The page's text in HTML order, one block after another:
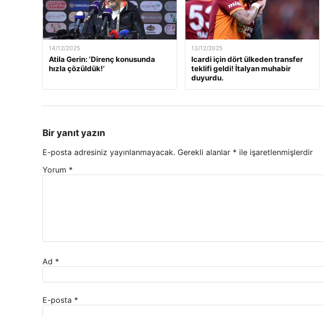
14/12/2025
Atila Gerin: ‘Direnç konusunda
hızla çözüldük!’
13/12/2025
Icardi için dört ülkeden transfer
teklifi geldi! İtalyan muhabir
duyurdu.
Bir yanıt yazın
E-posta adresiniz yayınlanmayacak. Gerekli alanlar * ile işaretlenmişlerdir
Yorum *
Ad *
E-posta *